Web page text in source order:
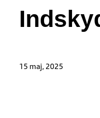
15 maj, 2025